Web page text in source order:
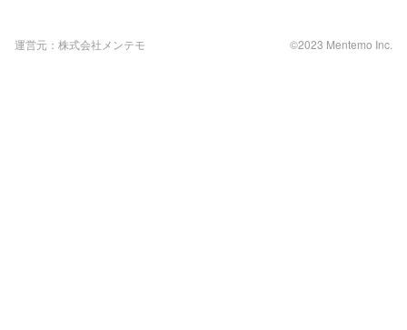
運営元：株式会社メンテモ ©2023 Mentemo Inc.